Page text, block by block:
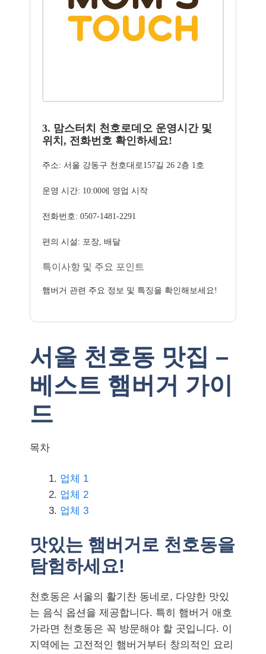
3. 맘스터치 천호로데오 운영시간 및
위치, 전화번호 확인하세요!
주소: 서울 강동구 천호대로157길 26 2층 1호
운영 시간: 10:00에 영업 시작
전화번호: 0507-1481-2291
편의 시설: 포장, 배달
특이사항 및 주요 포인트
햄버거 관련 주요 정보 및 특징을 확인해보세요!
서울 천호동 맛집 –
베스트 햄버거 가이
드
목차
업체 1
업체 2
업체 3
맛있는 햄버거로 천호동을
탐험하세요!
천호동은 서울의 활기찬 동네로, 다양한 맛있
는 음식 옵션을 제공합니다. 특히 햄버거 애호
가라면 천호동은 꼭 방문해야 할 곳입니다. 이
지역에는 고전적인 햄버거부터 창의적인 요리